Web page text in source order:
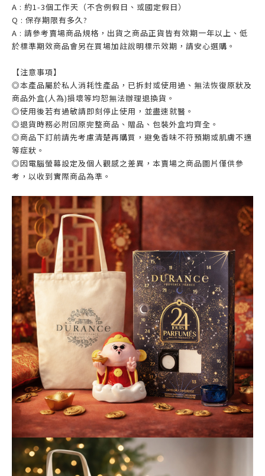
A : 約1-3個工作天（不含例假日、或國定假日）
Q : 保存期限有多久?
A : 請參考賣場商品規格，出貨之商品正貨皆有效期一年以上、低
於標準期效商品會另在買場加註說明標示效期，請安心選購。
【注意事項】
◎本產品屬於私人消耗性產品，已拆封或使用過、無法恢復原狀及
商品外盒(人為)損壞等均恕無法辦理退換貨。
◎使用後若有過敏請即刻停止使用，並盡速就醫。
◎退貨時務必附回原完整商品、贈品、包裝外盒均齊全。
◎商品下訂前請先考慮清楚再購買，避免香味不符預期或肌膚不適
等症狀。
◎因電腦螢幕設定及個人觀感之差異，本賣場之商品圖片僅供參
考，以收到實際商品為準。